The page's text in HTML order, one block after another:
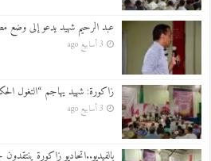
عبد الرحيم شهيد يدعو إلى وضع
3 أسابيع ago
زاكورة: شهيد يهاجم “التغول
3 أسابيع ago
بالفيديو..اتحاديو زاكورة